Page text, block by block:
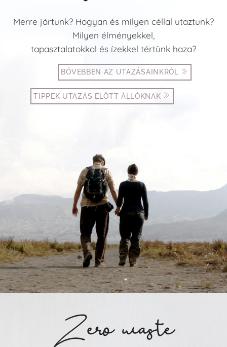
Merre jártunk? Hogyan és milyen céllal utaztunk?
Milyen élményekkel,
tapasztalatokkal és ízekkel tértünk haza?
BŐVEBBEN AZ UTAZÁSAINKRÓL
TIPPEK UTAZÁS ELŐTT ÁLLÓKNAK
Zero waste